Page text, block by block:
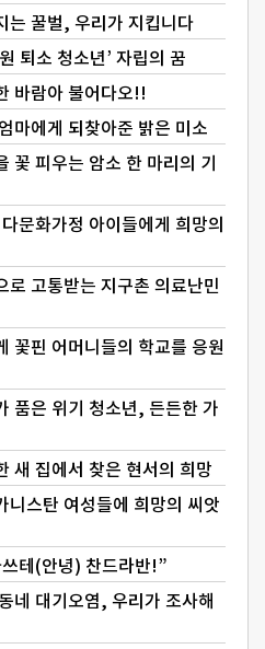
는 꿀벌, 우리가 지킵니다
퇴소 청소년’ 자립의 꿈
바람아 불어다오!!
마에게 되찾아준 밝은 미소
꽃 피우는 암소 한 마리의 기
문화가정 아이들에게 희망의
고통받는 지구촌 의료난민
꽃핀 어머니들의 학교를 응원
품은 위기 청소년, 든든한 가
새 집에서 찾은 현서의 희망
니스탄 여성들에 희망의 씨앗
테(안녕) 찬드라반!”
네 대기오염, 우리가 조사해